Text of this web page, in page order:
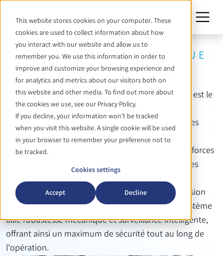
This website stores cookies on your computer. These
cookies are used to collect information about how
you interact with our website and allow us to
remember you. We use this information in order to
improve and customize your browsing experience and
for analytics and metrics about our visitors both on
this website and other media. To find out more about
the cookies we use, see our Privacy Policy.
If you decline, your information won’t be tracked
when you visit this website. A single cookie will be used
in your browser to remember your preference not to
be tracked.
Cookies settings
Accept Decline
FONCTIONNALITÉ TECHNIQUE
Fermeture rapide de sécurité
Une caractéristique particulière de nos autoclaves est le
système innovant de bague de fermeture sur le
couvercle à pression. Contrairement aux fermetures
ponctuelles traditionnelles, la bague de fermeture
périphérique assure une répartition uniforme des forces
et donc un verrouillage particulièrement stable. Des
capteurs intégrés surveillent en permanence cette
fermeture et garantissent que la chambre de pression
reste parfaitement étanche à tout moment. Ce système
allie robustesse mécanique et surveillance intelligente,
offrant ainsi un maximum de sécurité tout au long de
l'opération.